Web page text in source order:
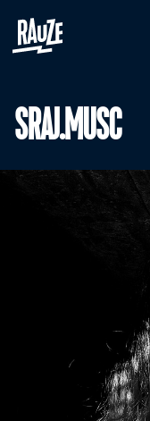
SRAJ.MUSC